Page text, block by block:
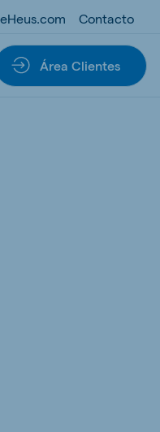
Contacto
Área Clientes